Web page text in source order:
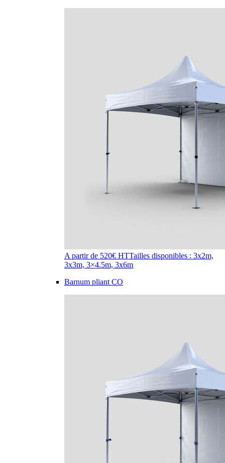
A partir de 520€ HTTailles disponibles : 3x2m,
3x3m, 3×4.5m, 3x6m
Barnum pliant CO